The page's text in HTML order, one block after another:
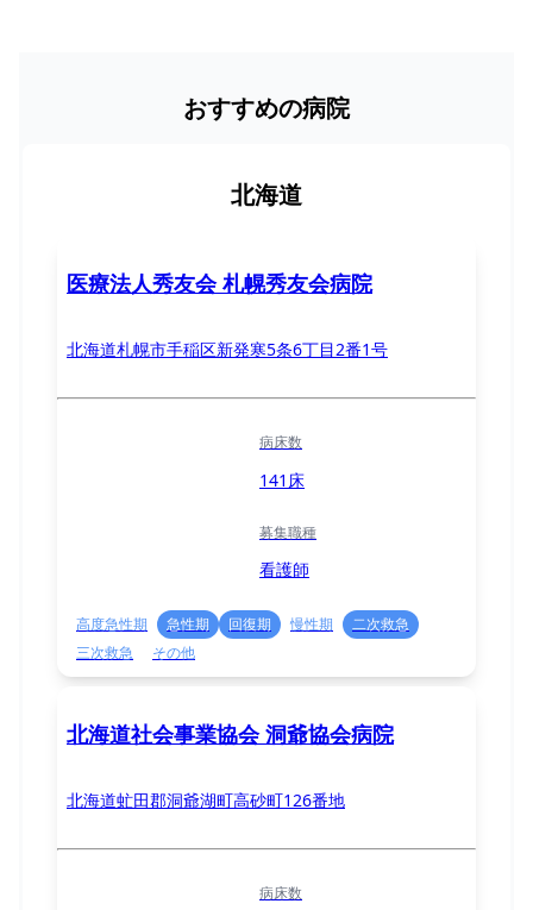
おすすめの病院
北海道
医療法人秀友会 札幌秀友会病院
北海道札幌市手稲区新発寒5条6丁目2番1号
病床数
141床
募集職種
看護師
高度急性期 急性期 回復期 慢性期
二次救急
三次救急
その他
北海道社会事業協会 洞爺協会病院
北海道虻田郡洞爺湖町高砂町126番地
病床数